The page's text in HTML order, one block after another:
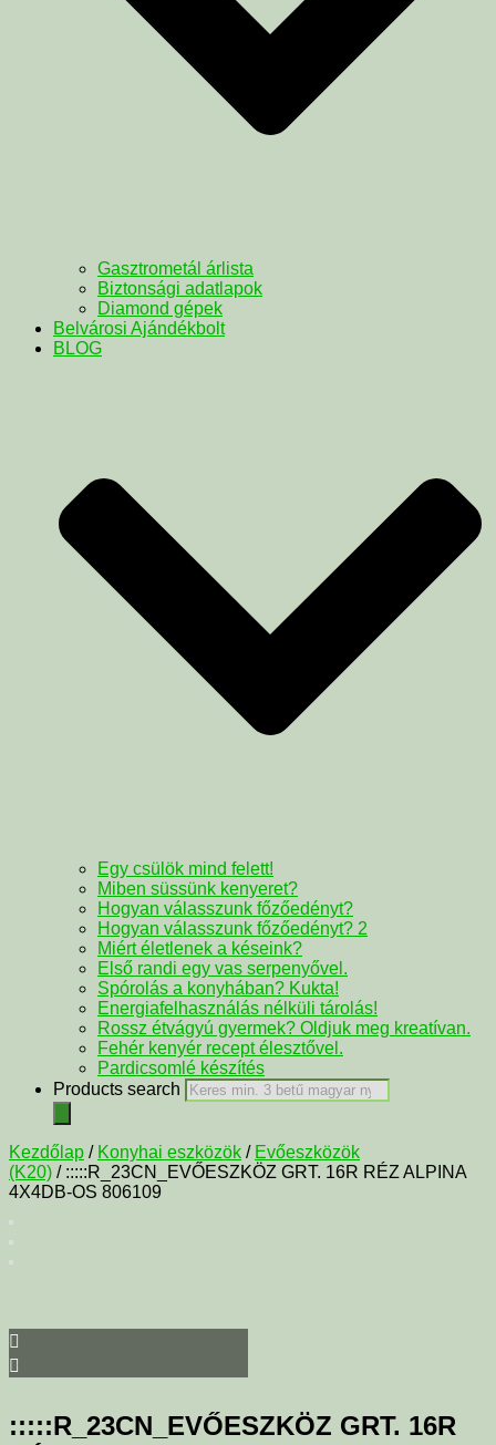
Gasztrometál árlista
Biztonsági adatlapok
Diamond gépek
Belvárosi Ajándékbolt
BLOG
Egy csülök mind felett!
Miben süssünk kenyeret?
Hogyan válasszunk főzőedényt?
Hogyan válasszunk főzőedényt? 2
Miért életlenek a késeink?
Első randi egy vas serpenyővel.
Spórolás a konyhában? Kukta!
Energiafelhasználás nélküli tárolás!
Rossz étvágyú gyermek? Oldjuk meg kreatívan.
Fehér kenyér recept élesztővel.
Pardicsomlé készítés
Products search
Kezdőlap / Konyhai eszközök / Evőeszközök
(K20) / :::::R_23CN_EVŐESZKÖZ GRT. 16R RÉZ ALPINA
4X4DB-OS 806109
:::::R_23CN_EVŐESZKÖZ GRT. 16R